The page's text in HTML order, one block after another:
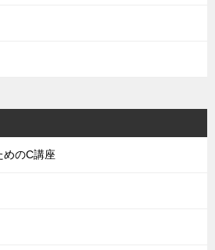
めのC講座